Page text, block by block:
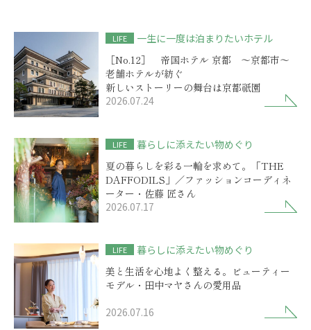
LIFE
一生に一度は泊まりたいホテル
［No.12］ 帝国ホテル 京都 ～京都市～
老舗ホテルが紡ぐ
新しいストーリーの舞台は京都祇園
2026.07.24
LIFE
暮らしに添えたい物めぐり
夏の暮らしを彩る一輪を求めて。「THE
DAFFODILS」／ファッションコーディネ
ーター・佐藤 匠さん
2026.07.17
LIFE
暮らしに添えたい物めぐり
美と生活を心地よく整える。ビューティー
モデル・田中マヤさんの愛用品
2026.07.16